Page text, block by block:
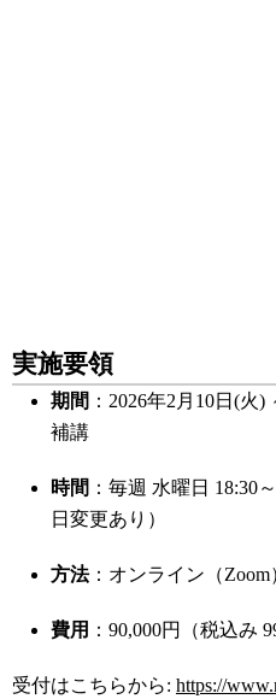
実施要領
期間 ：2026年2月10日(火
補講
時間 ：毎週 水曜日 18:30
日変更あり）
方法：オンライン（Zoom
費用 ：90,000円（税込み
受付はこちらから: https://